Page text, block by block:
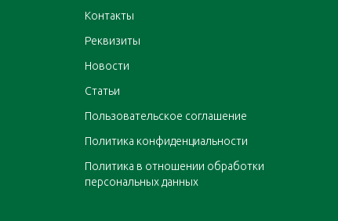
Контакты
Реквизиты
Новости
Статьи
Пользовательское соглашение
Политика конфиденциальности
Политика в отношении обработки
персональных данных